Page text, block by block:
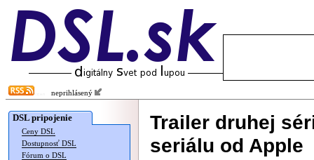
neprihlásený
DSL pripojenie
Ceny DSL
Dostupnosť DSL
Fórum o DSL
Trailer druhej
seriálu od Apple